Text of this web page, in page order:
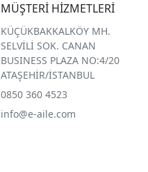
MÜŞTERİ HİZMETLERİ
KÜÇÜKBAKKALKÖY MH.
SELVİLİ SOK. CANAN
BUSINESS PLAZA NO:4/20
ATAŞEHİR/İSTANBUL
0850 360 4523
info@e-aile.com